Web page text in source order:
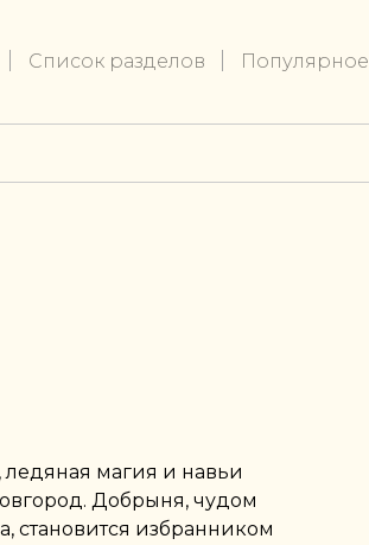
Список разделов Популярное
магия и навьи
Добрыня, чудом
избранником